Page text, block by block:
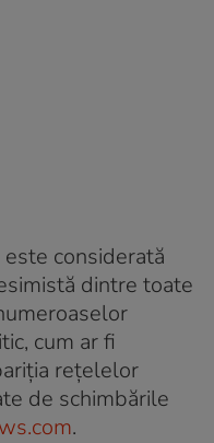
considerată
dintre toate
cum ar fi
rețelelor
de schimbările
.